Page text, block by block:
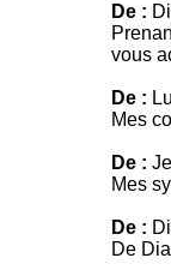
De :
vous
De :
Mes
De :
Mes
De :
De